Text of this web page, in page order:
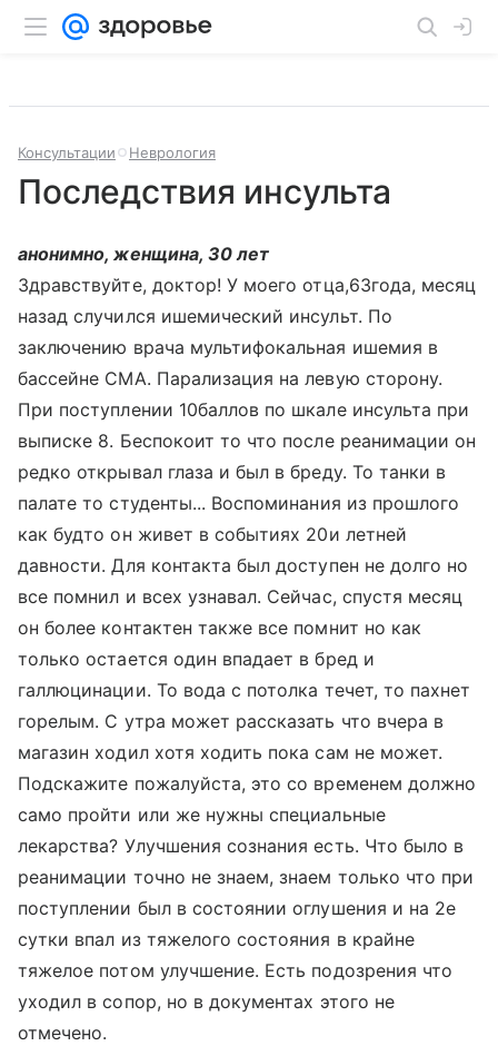
Консультации Неврология
Последствия инсульта
анонимно, женщина, 30 лет
Здравствуйте, доктор! У моего отца,63года, месяц
назад случился ишемический инсульт. По
заключению врача мультифокальная ишемия в
бассейне СМА. Парализация на левую сторону.
При поступлении 10баллов по шкале инсульта при
выписке 8. Беспокоит то что после реанимации он
редко открывал глаза и был в бреду. То танки в
палате то студенты... Воспоминания из прошлого
как будто он живет в событиях 20и летней
давности. Для контакта был доступен не долго но
все помнил и всех узнавал. Сейчас, спустя месяц
он более контактен также все помнит но как
только остается один впадает в бред и
галлюцинации. То вода с потолка течет, то пахнет
горелым. С утра может рассказать что вчера в
магазин ходил хотя ходить пока сам не может.
Подскажите пожалуйста, это со временем должно
само пройти или же нужны специальные
лекарства? Улучшения сознания есть. Что было в
реанимации точно не знаем, знаем только что при
поступлении был в состоянии оглушения и на 2е
сутки впал из тяжелого состояния в крайне
тяжелое потом улучшение. Есть подозрения что
уходил в сопор, но в документах этого не
отмечено.